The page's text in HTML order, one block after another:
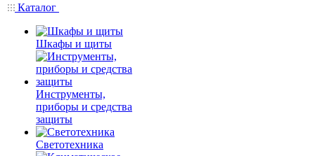
Каталог
Шкафы и щиты
Инструменты,
приборы и средства
защиты
Светотехника